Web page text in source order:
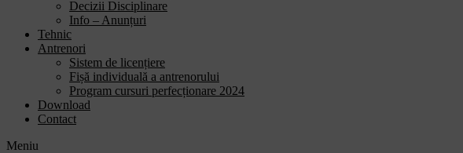
Decizii Disciplinare
Info – Anunțuri
Tehnic
Antrenori
Sistem de licențiere
Fișă individuală a antrenorului
Program cursuri perfecționare 2024
Download
Contact
Meniu